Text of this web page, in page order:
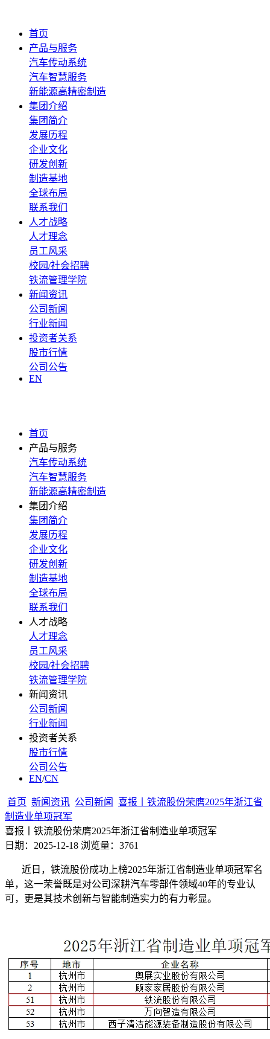
首页
产品与服务
汽车传动系统
汽车智慧服务
新能源高精密制造
集团介绍
集团简介
发展历程
企业文化
研发创新
制造基地
全球布局
联系我们
人才战略
人才理念
员工风采
校园/社会招聘
铁流管理学院
新闻资讯
公司新闻
行业新闻
投资者关系
股市行情
公司公告
EN
首页
产品与服务
汽车传动系统
汽车智慧服务
新能源高精密制造
集团介绍
集团简介
发展历程
企业文化
研发创新
制造基地
全球布局
联系我们
人才战略
人才理念
员工风采
校园/社会招聘
铁流管理学院
新闻资讯
公司新闻
行业新闻
投资者关系
股市行情
公司公告
EN/CN
首页 新闻资讯 公司新闻
喜报丨铁流股份荣膺2025年浙江省
制造业单项冠军
喜报丨铁流股份荣膺2025年浙江省制造业单项冠军
日期：2025-12-18 浏览量：3761
近日，铁流股份成功上榜2025年浙江省制造业单项冠军名
单，这一荣誉既是对公司深耕汽车零部件领域40年的专业认
可，更是其技术创新与智能制造实力的有力彰显。